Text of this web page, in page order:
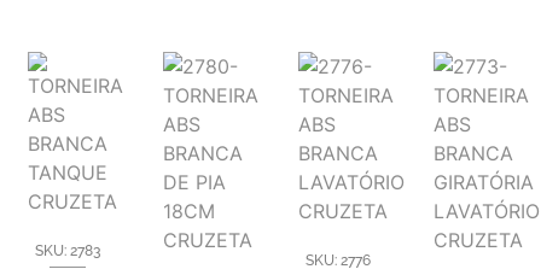
SKU: 2783
SKU: 2776